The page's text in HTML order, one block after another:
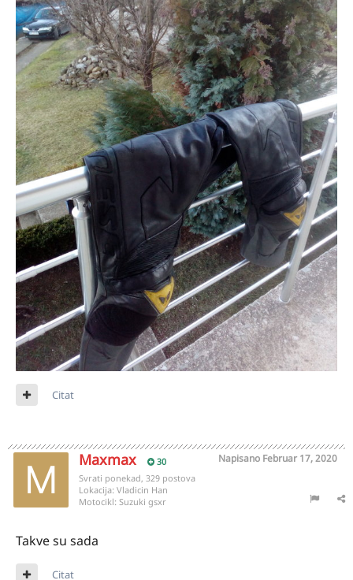
Citat
Maxmax 30 Napisano Februar 17, 2020
Svrati ponekad, 329 postova
Lokacija: Vladicin Han
Motocikl: Suzuki gsxr
Takve su sada
Citat